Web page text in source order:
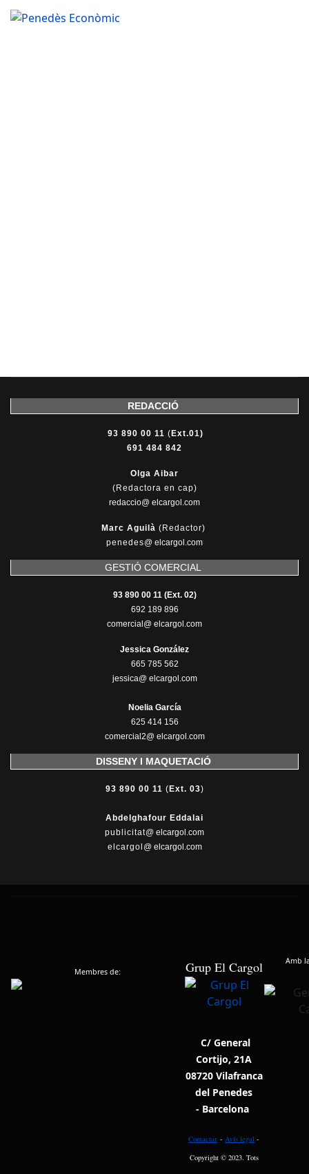
REDACCIÓ
93 890 00 11 ( Ext.01)
691 484 842
Olga Aibar
(Redactora en cap)
redaccio@ elcargol.com
Marc Aguilà (Redactor)
penedes@ elcargol.com
GESTIÓ COMERCIAL
93 890 00 11 (Ext. 02)
692 189 896
comercial@ elcargol.com
Jessica González
665 785 562
jessica@ elcargol.com
Noelia García
625 414 156
comercial2@ elcargol.com
DISSENY I MAQUETACIÓ
93 890 00 11 ( Ext. 03)
Abdelghafour Eddalai
publicitat@ elcargol.com
elcargol @ elcargol.com
Membres de: Grup El Cargol Amb
C/ General
Cortijo, 21A
08720 Vilafranca
del Penedes
- Barcelona
Contactar - Avís legal -
Copyright © 2023. Tots